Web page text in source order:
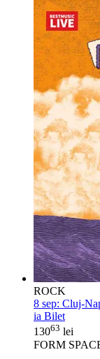
ROCK
8 sep: Cluj-
ia Bilet
13063 lei
FORM